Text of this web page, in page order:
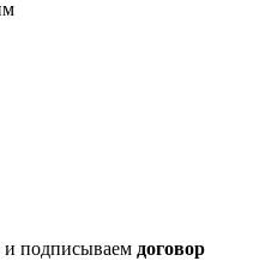
подписываем договор